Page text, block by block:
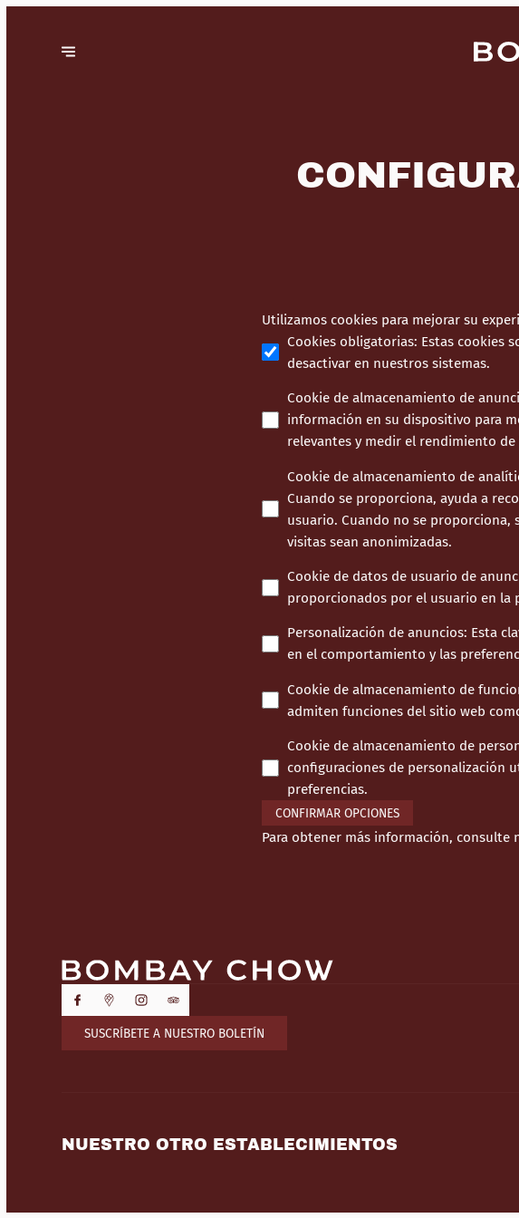
Utilizamos cookies para mejorar su
Cookies obligatorias: Estas cookies
desactivar en nuestros sistemas.
Cookie de almacenamiento de
información en su dispositivo para
relevantes y medir el rendimiento de
Cookie de almacenamiento de
Cuando se proporciona, ayuda a
usuario. Cuando no se proporciona,
visitas sean anonimizadas.
Cookie de datos de usuario de
proporcionados por el usuario en la
Personalización de anuncios: Esta
en el comportamiento y las
Cookie de almacenamiento de
admiten funciones del sitio web
Cookie de almacenamiento de
configuraciones de personalización
preferencias.
CONFIRMAR OPCIONES
Para obtener más información, consulte
SUSCRÍBETE A NUESTRO BOLETÍN
NUESTRO OTRO ESTABLECIMIENTOS